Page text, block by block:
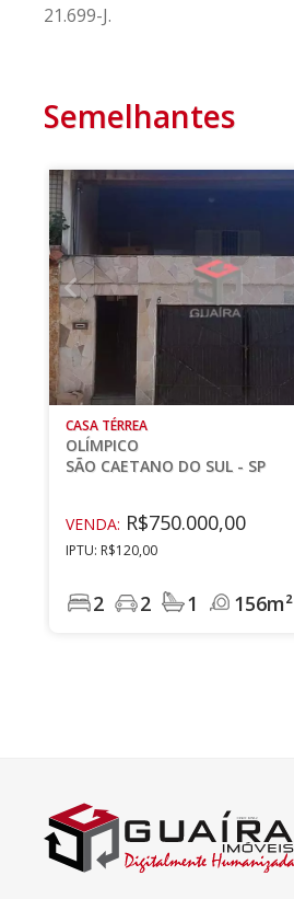
21.699-J.
Semelhantes
CASA TÉRREA
OLÍMPICO
SÃO CAETANO DO SUL - SP
VENDA: R$750.000,00
IPTU: R$120,00
2 2 1 156m²